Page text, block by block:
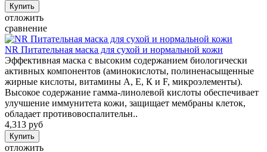
отложить
сравнение
NR Питательная маска для сухой и нормальной кожи
Эффективная маска с высоким содержанием биологически
активных компонентов (аминокислоты, полиненасыщенные
жирные кислоты, витамины А, Е, К и F, микроэлементы).
Высокое содержание гамма-линолевой кислоты обеспечивает
улучшение иммунитета кожи, защищает мембраны клеток,
обладает противовоспалительн..
4,313 руб
отложить